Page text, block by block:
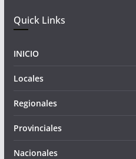
Quick Links
INICIO
Locales
Regionales
Provinciales
Nacionales